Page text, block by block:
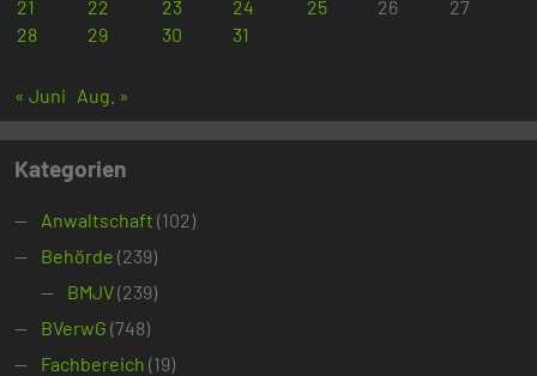
21 22 23 24 25 26
27
28
29 30 31
« Juni Aug. »
Kategorien
Anwaltschaft (102)
Behörde (239)
BMJV(239)
BVerwG (748)
Fachbereich (19)